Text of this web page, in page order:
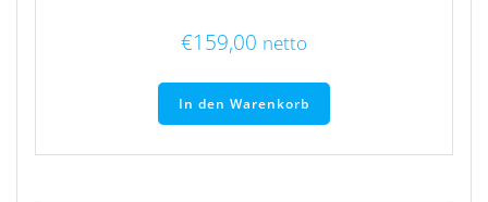
€159,00 netto
In den Warenkorb